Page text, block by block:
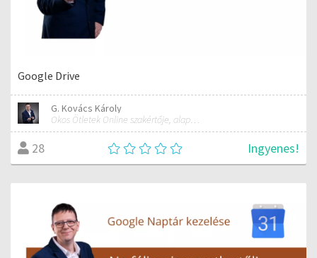
Google Drive
G. Kovács Károly
28 Ingyenes!